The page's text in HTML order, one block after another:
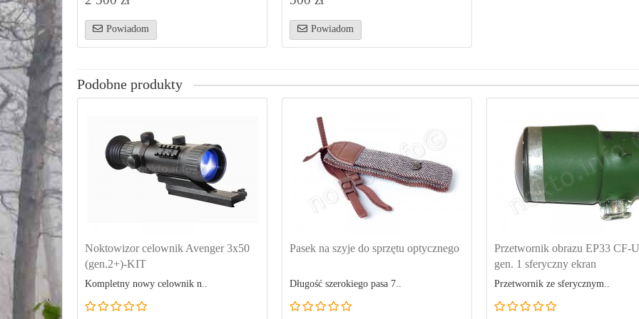
Powiadom Powiadom
Podobne produkty
Noktowizor celownik Avenger 3x50
(gen.2+)-KIT
Kompletny nowy celownik n..
Pasek na szyje do sprzętu optycznego
Długość szerokiego pasa 7..
Przetwornik obrazu EP33 CF-
gen. 1 sferyczny ekran
Przetwornik ze sferycznym..